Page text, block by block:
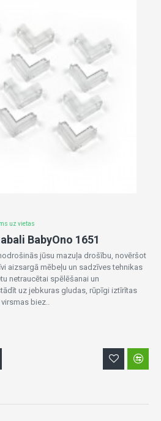
uz vietas
BabyOno 1651
jūsu mazuļa drošību, novēršot
aizsargā mēbeļu un sadzīves tehnikas
netraucētai spēlēšanai un
uz jebkuras gludas, rūpīgi iztīrītas
biez..